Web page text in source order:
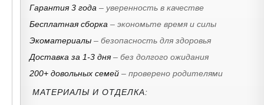
Гарантия 3 года – уверенность в качестве
Бесплатная сборка – экономьте время и силы
Экоматериалы – безопасность для здоровья
Доставка за 1-3 дня– без долгого ожидания
200+ довольных семей – проверено родителями
МАТЕРИАЛЫ И ОТДЕЛКА: